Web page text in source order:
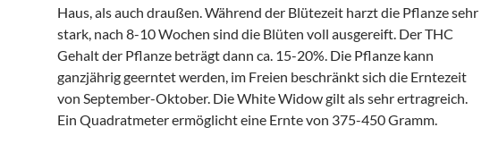
Haus, als auch draußen. Während der Blütezeit harzt die Pflanze sehr
stark, nach 8-10 Wochen sind die Blüten voll ausgereift. Der THC
Gehalt der Pflanze beträgt dann ca. 15-20%. Die Pflanze kann
ganzjährig geerntet werden, im Freien beschränkt sich die Erntezeit
von September-Oktober. Die White Widow gilt als sehr ertragreich.
Ein Quadratmeter ermöglicht eine Ernte von 375-450 Gramm.